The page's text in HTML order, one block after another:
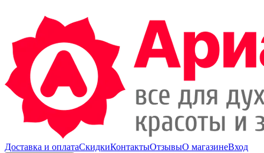
Доставка и оплатаСкидкиКонтактыОтзывыО магазинеВход